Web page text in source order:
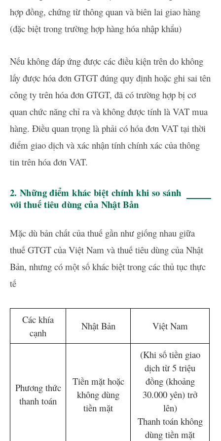
hợp đồng, chứng từ thông quan và biên lai giao hàng
(đặc biệt trong trường hợp hàng hóa nhập khẩu)
Nếu không đáp ứng được các điều kiện trên do không
lấy được hóa đơn GTGT đúng quy định hoặc ghi sai tên
công ty trên hóa đơn GTGT, đã có trường hợp bị cơ
quan chức năng chỉ ra và không được tính là VAT mua
hàng. Điều quan trọng là phải có hóa đơn VAT tại thời
điểm giao dịch và xác nhận tính chính xác của thông
tin trên hóa đơn VAT.
2. Những điểm khác biệt chính khi so sánh
với thuế tiêu dùng của Nhật Bản
Mặc dù bản chất của thuế gần như giống nhau giữa
thuế GTGT của Việt Nam và thuế tiêu dùng của Nhật
Bản, nhưng có một số khác biệt trong các thủ tục thực
tế
Các khía
cạnh
Nhật Bản Việt Nam
Phương thức
thanh toán
Tiền mặt hoặc
không dùng
tiền mặt
(Khi số tiền giao
dịch từ 5 triệu
đồng (khoảng
30.000 yên) trở
lên)
Thanh toán không
dùng tiền mặt